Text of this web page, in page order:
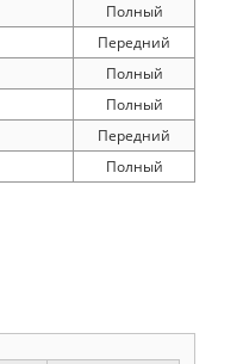
Полный
Передний
Полный
Полный
Передний
Полный